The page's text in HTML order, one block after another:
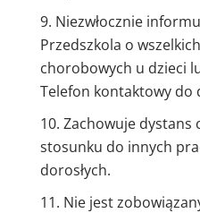
Niezwłocznie
Przedszkola o
chorobowych u dzieci
Telefon kontaktowy do
Zachowuje dystans
stosunku do innych
dorosłych.
Nie jest